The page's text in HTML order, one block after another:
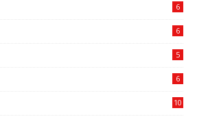
6
6
5
6
10